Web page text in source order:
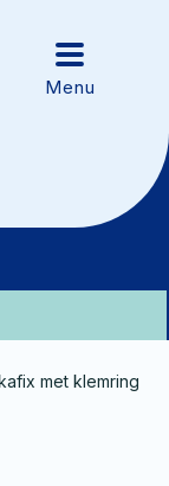
met klemring